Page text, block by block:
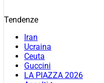
Tendenze
Iran
Ucraina
Ceuta
Guccini
LA PIAZZA 2026